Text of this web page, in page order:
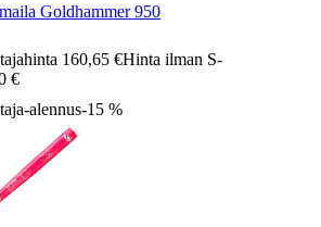
Goldhammer 950
160,65 €Hinta ilman S-
€
alennus-15 %